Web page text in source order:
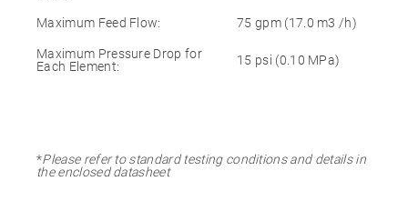
Maximum Feed Flow: 75 gpm (17.0 m3 /h)
Maximum Pressure Drop for
Each Element:
15 psi (0.10 MPa)
*Please refer to standard testing conditions and details in
the enclosed datasheet